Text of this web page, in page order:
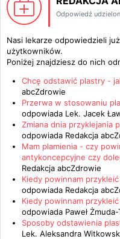
Odpowiedź
Nasi lekarze odpowiedzieli
użytkowników.
Poniżej znajdziesz do nich
Chcę odstawić plastry -
abcZdrowie
Przerwa w stosowaniu
odpowiada Lek. Jacek
Zmiana dnia przyklejania
odpowiada Redakcja
Mam plamienia - czy
antykoncepcyjne czy
Redakcja abcZdrowie
Kiedy powinnam
odpowiada Redakcja
Kiedy powinnam
odpowiada Paweł
Sposoby odstawienia
Lek. Aleksandra